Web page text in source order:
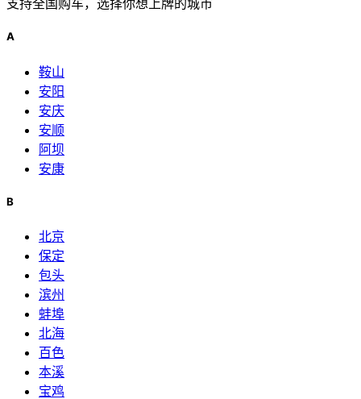
支持全国购车，选择你想上牌的城市
A
鞍山
安阳
安庆
安顺
阿坝
安康
B
北京
保定
包头
滨州
蚌埠
北海
百色
本溪
宝鸡